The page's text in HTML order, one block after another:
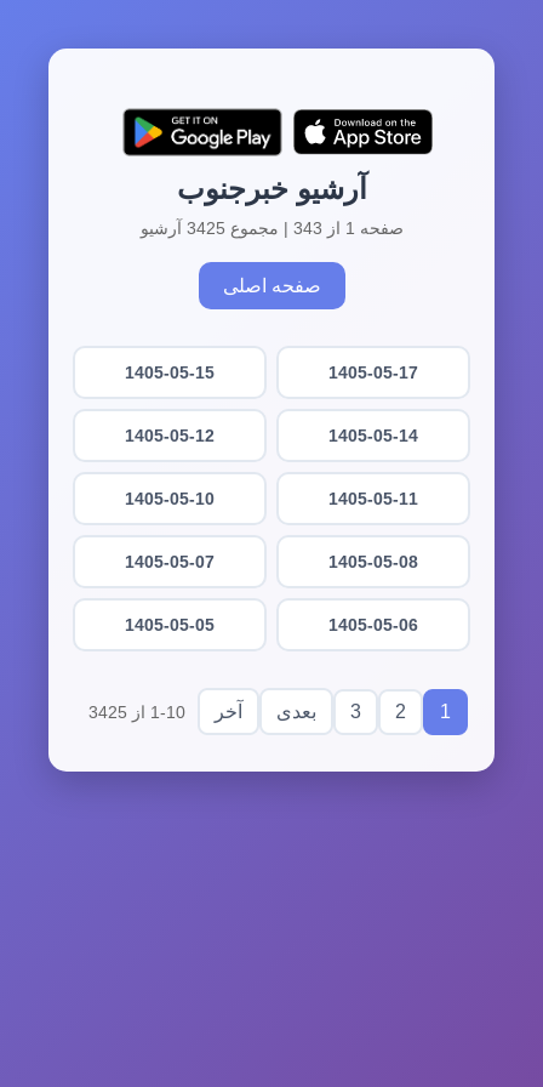
آرشیو خبرجنوب
صفحه 1 از 343 | مجموع 3425 آرشیو
صفحه اصلی
1405-05-17
1405-05-15
1405-05-14
1405-05-12
1405-05-11
1405-05-10
1405-05-08
1405-05-07
1405-05-06
1405-05-05
1
2
3 بعدی آخر 1-10 از 3425